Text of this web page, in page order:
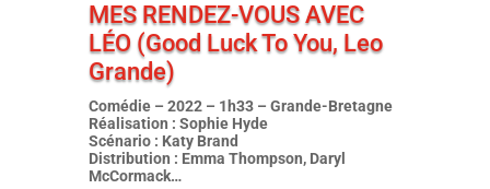
MES RENDEZ-VOUS AVEC
LÉO (Good Luck To You, Leo
Grande)
Comédie – 2022 – 1h33 – Grande-Bretagne
Réalisation : Sophie Hyde
Scénario : Katy Brand
Distribution : Emma Thompson, Daryl
McCormack…